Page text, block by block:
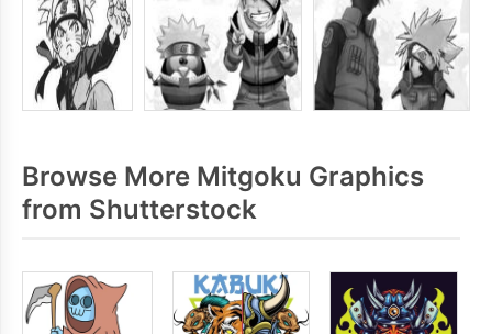
Browse More Mitgoku Graphics
from Shutterstock